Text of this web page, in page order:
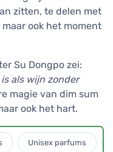
zitten, te delen met
ook het moment
Su Dongpo zei:
als wijn zonder
magie van dim sum
ook het hart.
Unisex parfums